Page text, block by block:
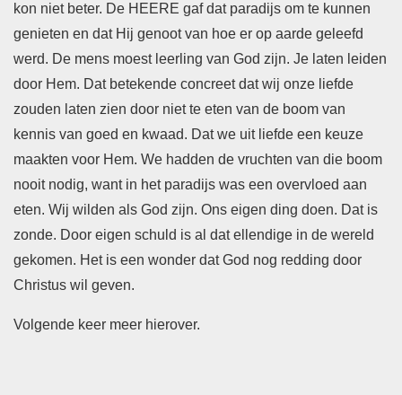
kon niet beter. De HEERE gaf dat paradijs om te kunnen
genieten en dat Hij genoot van hoe er op aarde geleefd
werd. De mens moest leerling van God zijn. Je laten leiden
door Hem. Dat betekende concreet dat wij onze liefde
zouden laten zien door niet te eten van de boom van
kennis van goed en kwaad. Dat we uit liefde een keuze
maakten voor Hem. We hadden de vruchten van die boom
nooit nodig, want in het paradijs was een overvloed aan
eten. Wij wilden als God zijn. Ons eigen ding doen. Dat is
zonde. Door eigen schuld is al dat ellendige in de wereld
gekomen. Het is een wonder dat God nog redding door
Christus wil geven.
Volgende keer meer hierover.